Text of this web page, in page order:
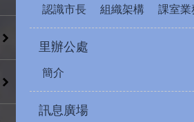
認識市長 組織架構 課室業
里辦公處
簡介
訊息廣場